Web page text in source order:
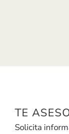
TE
Solicita